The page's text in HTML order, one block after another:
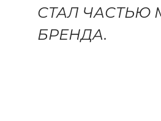
СТАЛ ЧАСТЬЮ
БРЕНДА.